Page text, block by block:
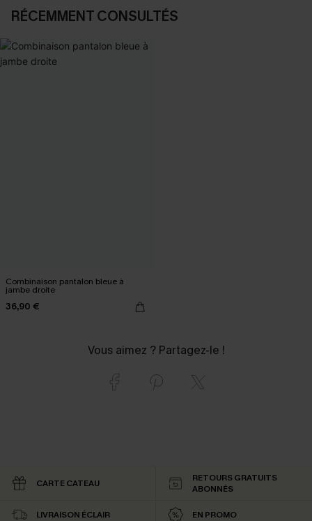
RÉCEMMENT CONSULTÉS
Combinaison pantalon bleue à
jambe droite
36,90 €
Vous aimez ? Partagez-le !
CARTE CATEAU
RETOURS GRATUITS
ABONNÉS
LIVRAISON ÉCLAIR EN PROMO